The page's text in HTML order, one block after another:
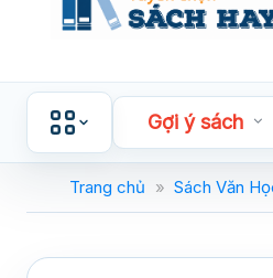
Gợi ý sách
Trang chủ » Sách Văn